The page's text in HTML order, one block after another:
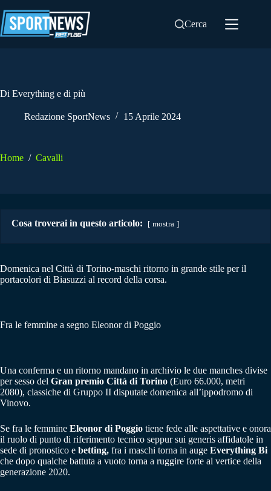
al
contenuto
Cerca
Di Everything e di più
Redazione SportNews 15 Aprile 2024
Home / Cavalli
Cosa troverai in questo articolo: mostra
Domenica nel Città di Torino-maschi ritorno in grande stile per il
portacolori di Biasuzzi al record della corsa.
Fra le femmine a segno Eleonor di Poggio
Una conferma e un ritorno mandano in archivio le due manches divise
per sesso del Gran premio Città di Torino (Euro 66.000, metri
2080), classiche di Gruppo II disputate domenica all’ippodromo di
Vinovo.
Se fra le femmine Eleonor di Poggio tiene fede alle aspettative e onora
il ruolo di punto di riferimento tecnico seppur sui generis affidatole in
sede di pronostico e betting, fra i maschi torna in auge Everything Bi
che dopo qualche battuta a vuoto torna a ruggire forte al vertice della
generazione 2020.